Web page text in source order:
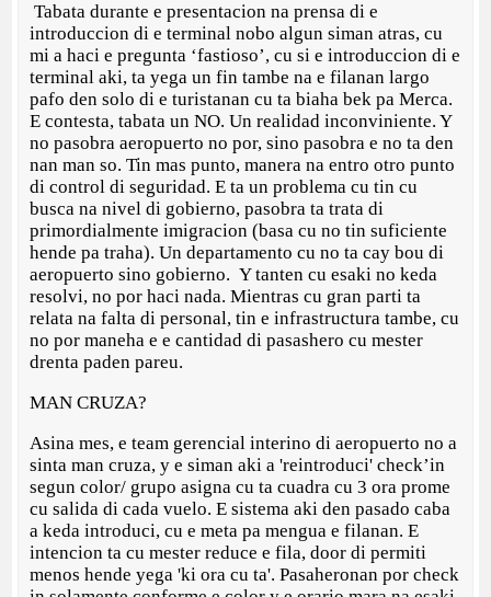
Tabata durante e presentacion na prensa di e
introduccion di e terminal nobo algun siman atras, cu
mi a haci e pregunta ‘fastioso’, cu si e introduccion di e
terminal aki, ta yega un fin tambe na e filanan largo
pafo den solo di e turistanan cu ta biaha bek pa Merca.
E contesta, tabata un NO. Un realidad inconviniente. Y
no pasobra aeropuerto no por, sino pasobra e no ta den
nan man so. Tin mas punto, manera na entro otro punto
di control di seguridad. E ta un problema cu tin cu
busca na nivel di gobierno, pasobra ta trata di
primordialmente imigracion (basa cu no tin suficiente
hende pa traha). Un departamento cu no ta cay bou di
aeropuerto sino gobierno. Y tanten cu esaki no keda
resolvi, no por haci nada. Mientras cu gran parti ta
relata na falta di personal, tin e infrastructura tambe, cu
no por maneha e e cantidad di pasashero cu mester
drenta paden pareu.
MAN CRUZA?
Asina mes, e team gerencial interino di aeropuerto no a
sinta man cruza, y e siman aki a 'reintroduci' check’in
segun color/ grupo asigna cu ta cuadra cu 3 ora prome
cu salida di cada vuelo. E sistema aki den pasado caba
a keda introduci, cu e meta pa mengua e filanan. E
intencion ta cu mester reduce e fila, door di permiti
menos hende yega 'ki ora cu ta'. Pasaheronan por check